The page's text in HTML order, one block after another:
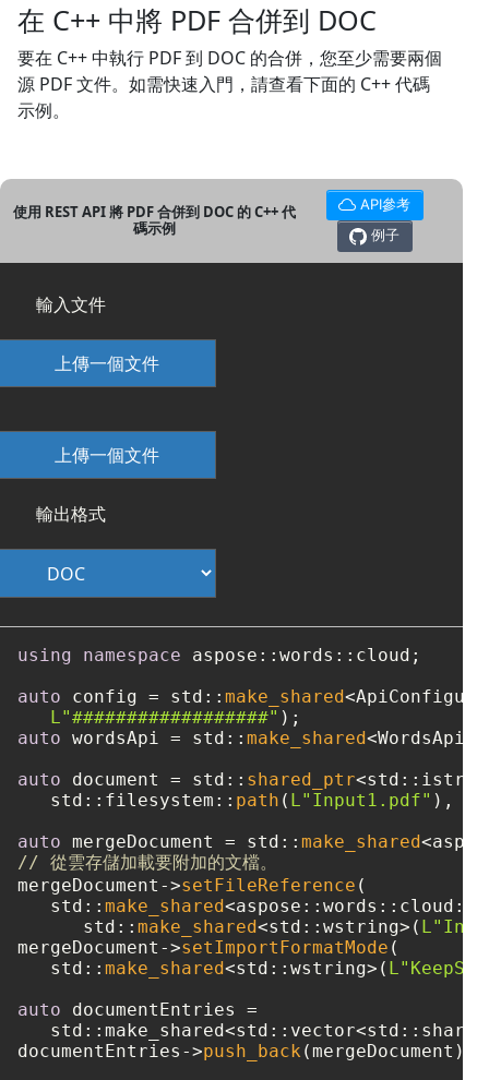
在 C++ 中將 PDF 合併到 DOC
要在 C++ 中執行 PDF 到 DOC 的合併，您至少需要兩個
源 PDF 文件。如需快速入門，請查看下面的 C++ 代碼
示例。
使用 REST API 將 PDF 合併到 DOC 的 C++ 代
碼示例
API參考
例子
輸入文件
上傳一個文件
上傳一個文件
輸出格式
using namespace aspose::words::cloud;
auto config = std:: make_shared
L"##################"
auto wordsApi = std:: make_shared
auto document = std:: shared_ptr
   std::filesystem::
path ( L"Input1.pdf" ),
auto mergeDocument = std:: make_shared
// 從雲存儲加載要附加的文檔。
mergeDocument->setFileReference (
   std::
make_shared
      std::
make_shared<std::wstring>(
mergeDocument->setImportFormatMode (
   std::
make_shared<std::wstring>(
auto documentEntries =
documentEntries->push_back (mergeDocument);